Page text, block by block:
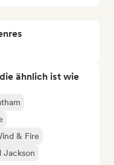
ähnlich ist wie
& Fire
Jackson